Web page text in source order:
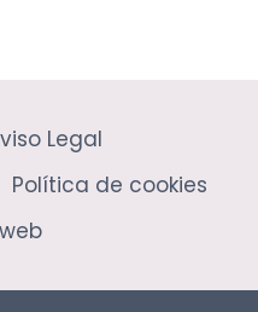
Legal
Política de cookies